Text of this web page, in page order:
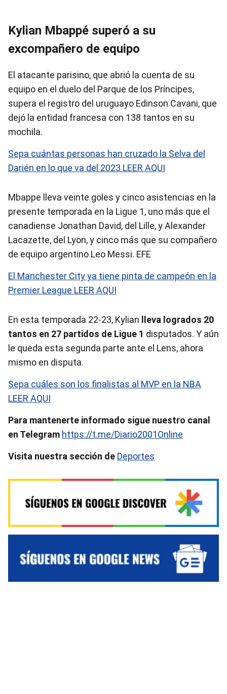
Kylian Mbappé superó a su
excompañero de equipo
El atacante parisino, que abrió la cuenta de su
equipo en el duelo del Parque de los Príncipes,
supera el registro del uruguayo Edinson Cavani, que
dejó la entidad francesa con 138 tantos en su
mochila.
Sepa cuántas personas han cruzado la Selva del
Darién en lo que va del 2023 LEER AQUI
Mbappe lleva veinte goles y cinco asistencias en la
presente temporada en la Ligue 1, uno más que el
canadiense Jonathan David, del Lille, y Alexander
Lacazette, del Lyon, y cinco más que su compañero
de equipo argentino Leo Messi. EFE
El Manchester City ya tiene pinta de campeón en la
Premier League LEER AQUI
En esta temporada 22-23, Kylian
lleva logrados 20
tantos en 27 partidos de Ligue 1 disputados. Y aún
le queda esta segunda parte ante el Lens, ahora
mismo en disputa.
Sepa cuáles son los finalistas al MVP en la NBA
LEER AQUI
Para mantenerte informado sigue nuestro canal
en Telegram https://t.me/Diario2001Online
Visita nuestra sección de Deportes